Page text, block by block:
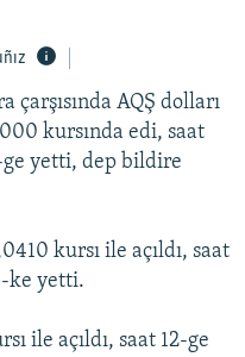
AQŞ dolları
kursında edi, saat
yetti, dep bildire
kursı ile açıldı, saat
ke yetti.
ile açıldı, saat 12-ge